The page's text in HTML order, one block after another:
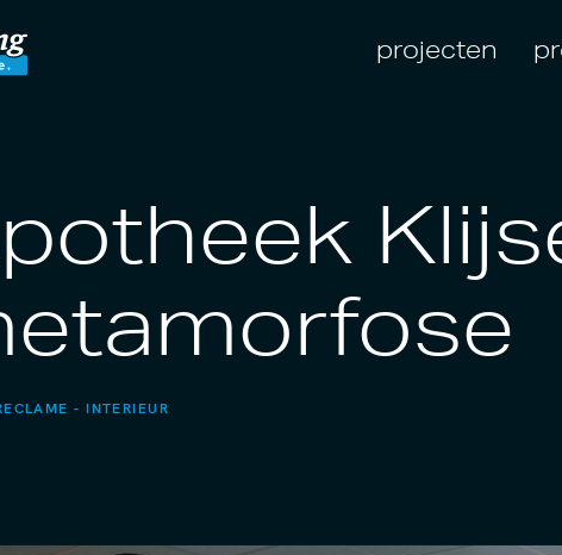
projecten
INTERIEUR